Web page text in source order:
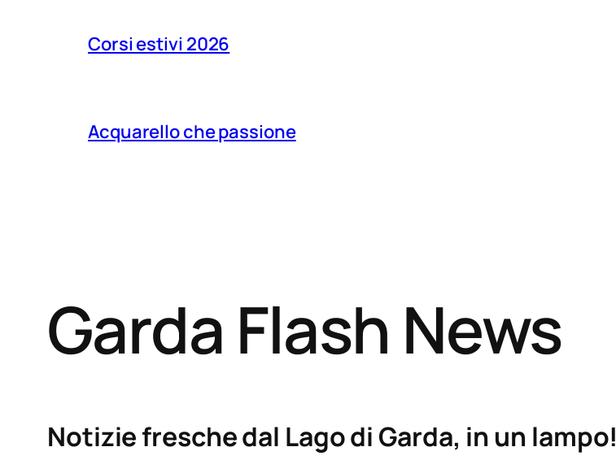
Corsi estivi 2026
Acquarello che passione
Garda Flash News
Notizie fresche dal Lago di Garda, in un lampo!